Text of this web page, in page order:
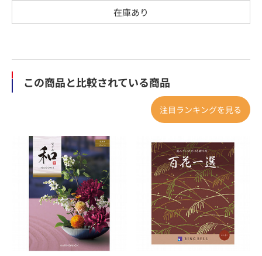
在庫あり
この商品と比較されている商品
注目ランキングを見る